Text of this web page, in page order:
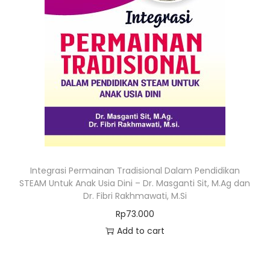
Integrasi Permainan Tradisional Dalam Pendidikan
STEAM Untuk Anak Usia Dini – Dr. Masganti Sit, M.Ag dan
Dr. Fibri Rakhmawati, M.Si
Rp73.000
Add to cart